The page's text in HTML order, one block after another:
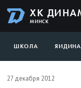
ХК
МИНСК
ШКОЛА
27 декабря 2012